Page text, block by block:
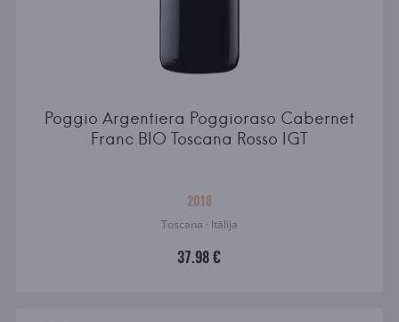
Poggio Argentiera Poggioraso Cabernet
Franc BIO Toscana Rosso IGT
2018
Toscana · Itālija
37.98 €